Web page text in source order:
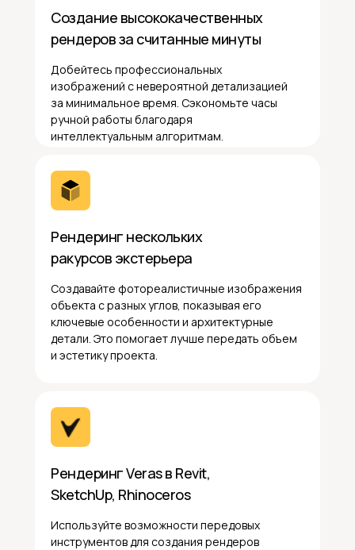
Создание высококачественных
рендеров за считанные минуты
Добейтесь профессиональных
изображений с невероятной детализацией
за минимальное время. Сэкономьте часы
ручной работы благодаря
интеллектуальным алгоритмам.
Рендеринг нескольких
ракурсов экстерьера
Создавайте фотореалистичные изображения
объекта с разных углов, показывая его
ключевые особенности и архитектурные
детали. Это помогает лучше передать объем
и эстетику проекта.
Рендеринг Veras в Revit,
SketchUp, Rhinoceros
Используйте возможности передовых
инструментов для создания рендеров